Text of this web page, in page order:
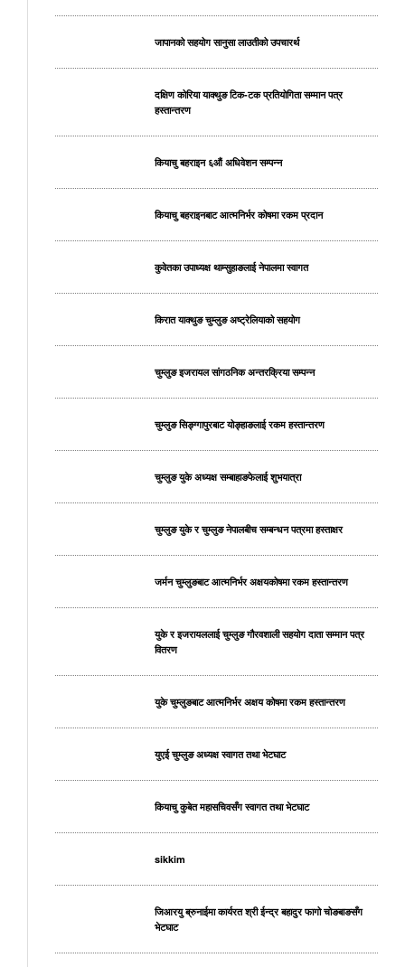
जापानको सहयोग सानुसा लाउतीको उपचारर्थ
दक्षिण कोरिया याक्थुङ टिक-टक प्रतियोगिता सम्मान पत्र
हस्तान्तरण
कियाचु बहराइन ६औं अधिवेशन सम्पन्न
कियाचु बहराइनबाट आत्मनिर्भर कोषमा रकम प्रदान
कुवेतका उपाध्यक्ष थाम्सुहाङलाई नेपालमा स्वागत
किरात याक्थुङ चुम्लुङ अष्ट्रेलियाको सहयोग
चुम्लुङ इजरायल सांगठनिक अन्तरक्रिया सम्पन्न
चुम्लुङ सिङ्ग्गापुरबाट योङ्हाङलाई रकम हस्तान्तरण
चुम्लुङ युके अध्यक्ष सम्बाहाङफेलाई शुभयात्रा
चुम्लुङ युके र चुम्लुङ नेपालबीच सम्बन्धन पत्रमा हस्ताक्षर
जर्मन चुम्लुङबाट आत्मनिर्भर अक्षयकोषमा रकम हस्तान्तरण
युके र इजरायललाई चुम्लुङ गौरवशाली सहयोग दाता सम्मान पत्र
वितरण
युके चुम्लुङबाट आत्मनिर्भर अक्षय कोषमा रकम हस्तान्तरण
युएई चुम्लुङ अध्यक्ष स्वागत तथा भेटघाट
कियाचु कुबेत महासचिवसँग स्वागत तथा भेटघाट
sikkim
जिआरयु ब्रुनाईमा कार्यरत श्री ईन्द्र बहादुर फागो चोङबाङसँग
भेटघाट